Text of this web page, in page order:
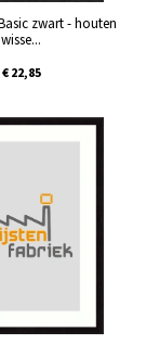
zwart - houten
wisse...
€ 22,85